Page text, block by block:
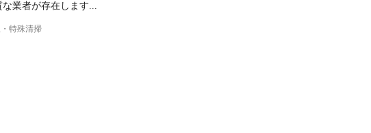
業者が存在します...
特殊清掃